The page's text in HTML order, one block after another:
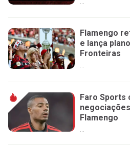
...
Flamengo
e lança
Fronteiras
...
Faro Sports
Flamengo